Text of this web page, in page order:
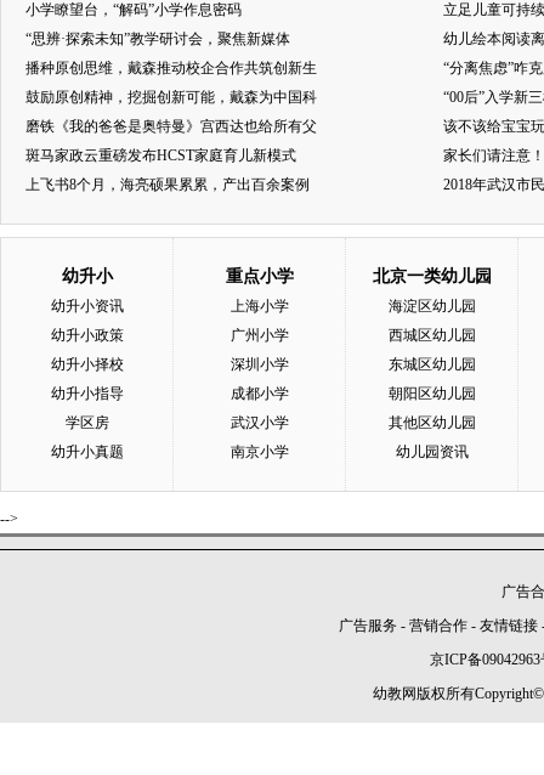
小学瞭望台，“解码”小学作息密码
“思辨·探索未知”教学研讨会，聚焦新媒体
播种原创思维，戴森推动校企合作共筑创新生
鼓励原创精神，挖掘创新可能，戴森为中国科
磨铁《我的爸爸是奥特曼》宫西达也给所有父
斑马家政云重磅发布HCST家庭育儿新模式
上飞书8个月，海亮硕果累累，产出百余案例
立足儿童可持
幼儿绘本阅读
“分离焦虑”咋
“00后”入学新
该不该给宝宝
家长们请注意
2018年武汉市
幼升小
幼升小资讯
幼升小政策
幼升小择校
幼升小指导
学区房
幼升小真题
重点小学
上海小学
广州小学
深圳小学
成都小学
武汉小学
南京小学
北京一类幼儿园
海淀区幼儿园
西城区幼儿园
东城区幼儿园
朝阳区幼儿园
其他区幼儿园
幼儿园资讯
-->
广告
广告服务 - 营销合作 - 友情链接
京ICP备09042963
幼教网版权所有